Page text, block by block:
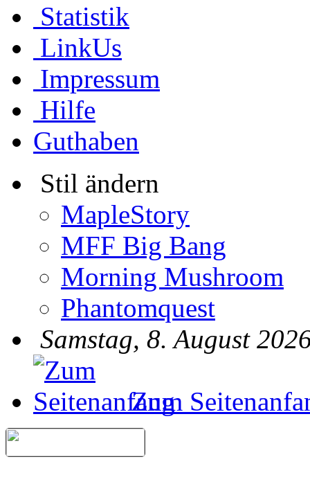
Statistik
LinkUs
Impressum
Hilfe
Guthaben
Stil ändern
MapleStory
MFF Big Bang
Morning Mushroom
Phantomquest
Samstag, 8. August
Zum